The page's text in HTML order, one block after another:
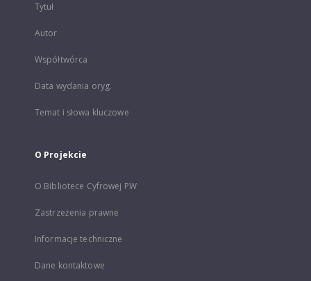
Tytuł
Autor
Współtwórca
Data wydania oryg.
Temat i słowa kluczowe
O Projekcie
O Bibliotece Cyfrowej PW
Zastrzeżenia prawne
Informacje techniczne
Dane kontaktowe